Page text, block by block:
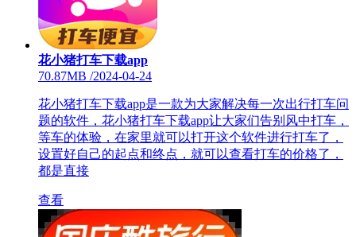
花小猪打车下载app
70.87MB /2024-04-24
花小猪打车下载app是一款为大家解决每一次出行打车问
题的软件，花小猪打车下载app让大家们告别风中打车，
等车的体验，在家里就可以打开这个软件进行打车了，
设置好自己的起点和终点，就可以查看打车的价格了，
都是直接
查看